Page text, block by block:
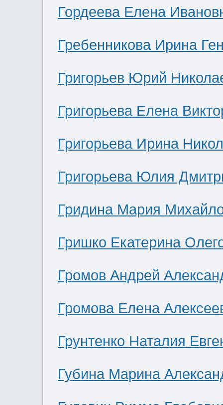
Гордеева Елена
Гребенникова Ирина
Григорьев Юрий
Григорьева Елена
Григорьева Ирина
Григорьева Юлия
Гридина Мария
Гришко Екатерина
Громов Андрей
Громова Елена
Грунтенко Наталия
Губина Марина